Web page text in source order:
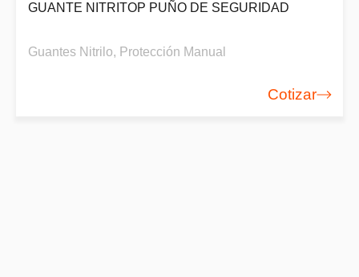
GUANTE NITRITOP PUÑO DE SEGURIDAD
Guantes Nitrilo, Protección Manual
Cotizar